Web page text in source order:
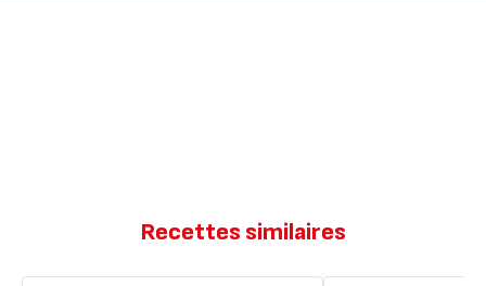
Recettes similaires